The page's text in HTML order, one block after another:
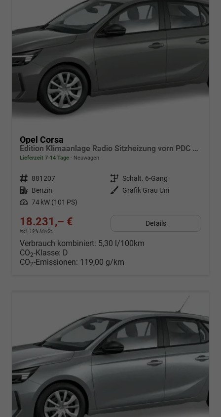
Opel Corsa
Edition Klimaanlage Radio Sitzheizung vorn PDC hinten ECO-LED-Scheinwerfer
Lieferzeit 7-14 Tage Neuwagen
Fahrzeugnr. 881207 Getriebe Schalt. 6-Gang
Kraftstoff Benzin Außenfarbe
Grafik Grau Uni
Leistung 74 kW (101 PS)
18.231,– €
incl. 19% MwSt.
Details
Verbrauch kombiniert: 5,30 l/100km
CO2-Klasse: D
CO2-Emissionen: 119,00 g/km